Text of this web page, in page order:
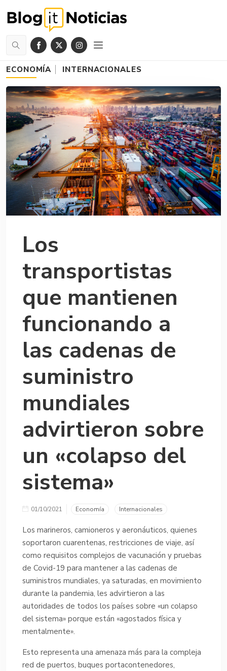
ECONOMÍA INTERNACIONALES
Los
transportistas
que mantienen
funcionando a
las cadenas de
suministro
mundiales
advirtieron sobre
un «colapso del
sistema»
01/10/2021 Economía Internacionales
Los marineros, camioneros y aeronáuticos, quienes
soportaron cuarentenas, restricciones de viaje, así
como requisitos complejos de vacunación y pruebas
de Covid-19 para mantener a las cadenas de
suministros mundiales, ya saturadas, en movimiento
durante la pandemia, les advirtieron a las
autoridades de todos los países sobre «un colapso
del sistema» porque están «agostados física y
mentalmente».
Esto representa una amenaza más para la compleja
red de puertos, buques portacontenedores,